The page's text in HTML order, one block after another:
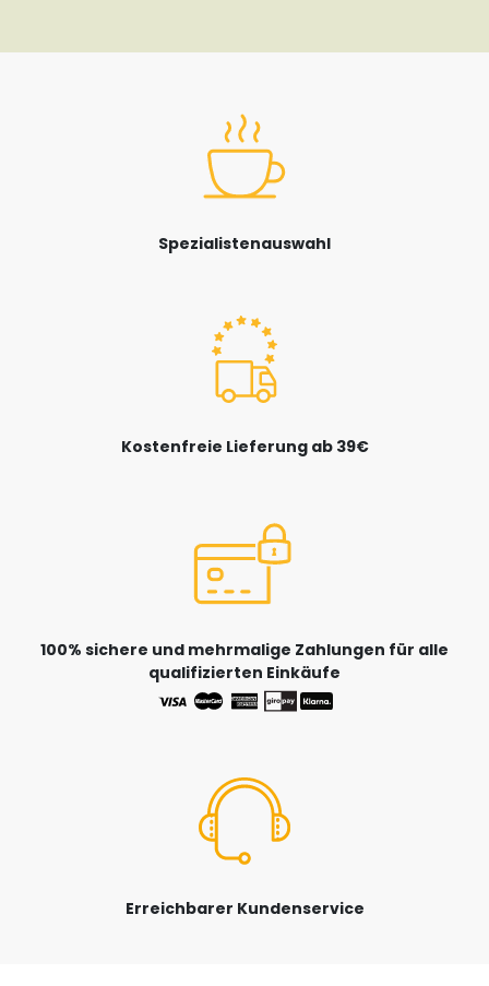
Spezialistenauswahl
Kostenfreie Lieferung ab 39€
100% sichere und mehrmalige Zahlungen für alle
qualifizierten Einkäufe
Erreichbarer Kundenservice